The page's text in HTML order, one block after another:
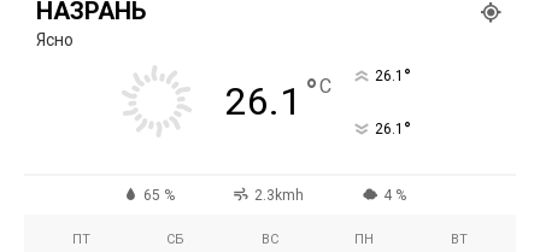
НАЗРАНЬ
Ясно
26.1 °C 26.1 °
26.1 °
65 % 2.3kmh 4 %
ПТ СБ ВС ПН ВТ